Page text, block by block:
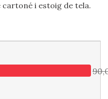
cartoné i estoig de tela.